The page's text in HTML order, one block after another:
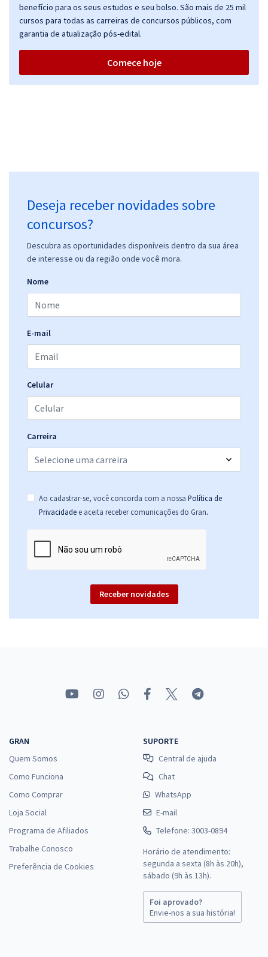
benefício para os seus estudos e seu bolso. São mais de 25 mil
cursos para todas as carreiras de concursos públicos, com
garantia de atualização pós-edital.
Comece hoje
Deseja receber novidades sobre
concursos?
Descubra as oportunidades disponíveis dentro da sua área
de interesse ou da região onde você mora.
Nome
E-mail
Celular
Carreira
Ao cadastrar-se, você concorda com a nossa Política de
Privacidade e aceita receber comunicações do Gran.
Receber novidades
GRAN
Quem Somos
Como Funciona
Como Comprar
Loja Social
Programa de Afiliados
Trabalhe Conosco
Preferência de Cookies
SUPORTE
Central de ajuda
Chat
WhatsApp
E-mail
Telefone: 3003-0894
Horário de atendimento:
segunda a sexta (8h às 20h),
sábado (9h às 13h).
Foi aprovado?
Envie-nos a sua história!